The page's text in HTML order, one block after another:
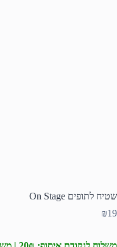
שטיח לתופים On Stage
₪19